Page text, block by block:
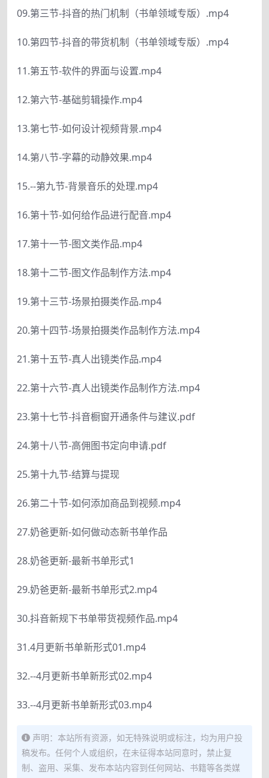
09.第三节-抖音的热门机制（书单领域专版）.mp4
10.第四节-抖音的带货机制（书单领域专版）.mp4
11.第五节-软件的界面与设置.mp4
12.第六节-基础剪辑操作.mp4
13.第七节-如何设计视频背景.mp4
14.第八节-字幕的动静效果.mp4
15.--第九节-背景音乐的处理.mp4
16.第十节-如何给作品进行配音.mp4
17.第十一节-图文类作品.mp4
18.第十二节-图文作品制作方法.mp4
19.第十三节-场景拍摄类作品.mp4
20.第十四节-场景拍摄类作品制作方法.mp4
21.第十五节-真人出镜类作品.mp4
22.第十六节-真人出镜类作品制作方法.mp4
23.第十七节-抖音橱窗开通条件与建议.pdf
24.第十八节-高佣图书定向申请.pdf
25.第十九节-结算与提现
26.第二十节-如何添加商品到视频.mp4
27.奶爸更新-如何做动态新书单作品
28.奶爸更新-最新书单形式1
29.奶爸更新-最新书单形式2.mp4
30.抖音新规下书单带货视频作品.mp4
31.4月更新书单新形式01.mp4
32.--4月更新书单新形式02.mp4
33.--4月更新书单新形式03.mp4
声明：本站所有资源，如无特殊说明或标注，均为用户投
稿发布。任何个人或组织，在未征得本站同意时，禁止复
制、盗用、采集、发布本站内容到任何网站、书籍等各类媒